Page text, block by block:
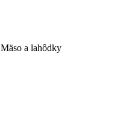
Mäso a lahôdky